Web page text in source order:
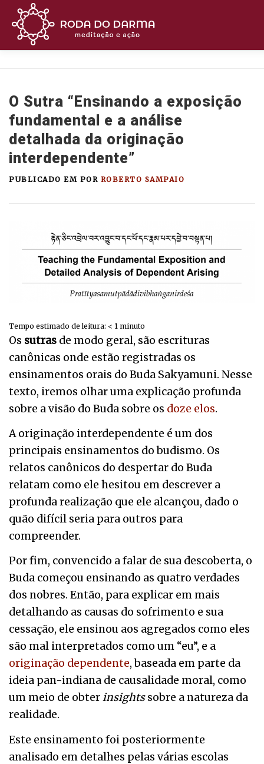
Pular
para
OUÇA APOIE CONTATO
O Sutra “Ensinando a exposição
fundamental e a análise
detalhada da originação
interdependente”
PUBLICADO EM POR ROBERTO SAMPAIO
Tempo estimado de leitura: < 1 minuto
Os sutras de modo geral, são escrituras
canônicas onde estão registradas os
ensinamentos orais do Buda Sakyamuni. Nesse
texto, iremos olhar uma explicação profunda
sobre a visão do Buda sobre os doze elos.
A originação interdependente é um dos
principais ensinamentos do budismo. Os
relatos canônicos do despertar do Buda
relatam como ele hesitou em descrever a
profunda realização que ele alcançou, dado o
quão difícil seria para outros para
compreender.
Por fim, convencido a falar de sua descoberta, o
Buda começou ensinando as quatro verdades
dos nobres. Então, para explicar em mais
detalhando as causas do sofrimento e sua
cessação, ele ensinou aos agregados como eles
são mal interpretados como um “eu”, e a
originação dependente, baseada em parte da
ideia pan-indiana de causalidade moral, como
um meio de obterinsightssobre a natureza da
realidade.
Este ensinamento foi posteriormente
analisado em detalhes pelas várias escolas